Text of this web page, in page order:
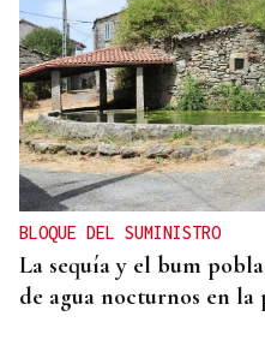
BLOQUE DEL SUMINISTRO
La sequía y el bum
de agua nocturnos en